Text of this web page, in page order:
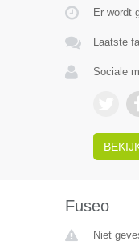
Er wordt
Laatste
Sociale
Fuseo
Niet